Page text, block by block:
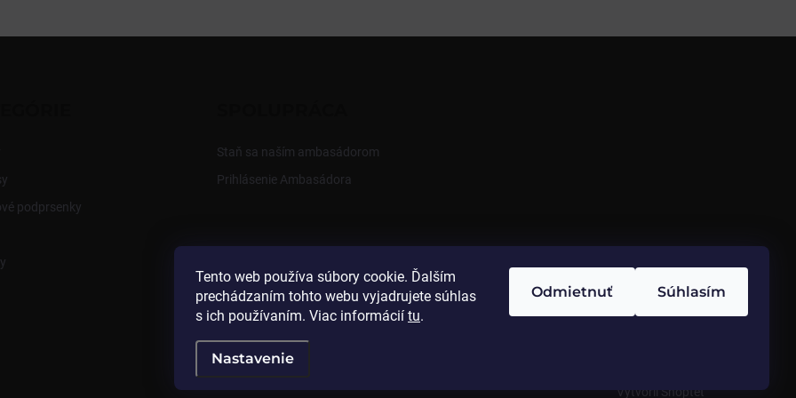
Tento web používa súbory cookie. Ďalším
prechádzaním tohto webu vyjadrujete súhlas
s ich používaním. Viac informácií tu.
Nastavenie
Odmietnuť Súhlasím
podprsenky
Staň sa naším ambasádorom
Prihlásenie Ambasádora
Vytvoril Shoptet